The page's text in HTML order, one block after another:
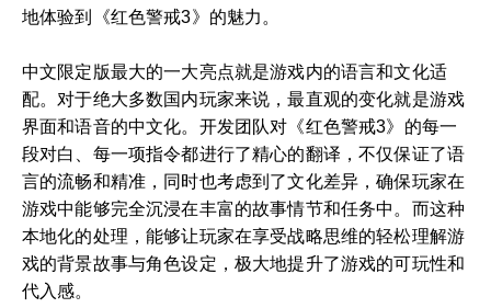
地体验到《红色警戒3》的魅力。
中文限定版最大的一大亮点就是游戏内的语言和文化适
配。对于绝大多数国内玩家来说，最直观的变化就是游戏
界面和语音的中文化。开发团队对《红色警戒3》的每一
段对白、每一项指令都进行了精心的翻译，不仅保证了语
言的流畅和精准，同时也考虑到了文化差异，确保玩家在
游戏中能够完全沉浸在丰富的故事情节和任务中。而这种
本地化的处理，能够让玩家在享受战略思维的轻松理解游
戏的背景故事与角色设定，极大地提升了游戏的可玩性和
代入感。